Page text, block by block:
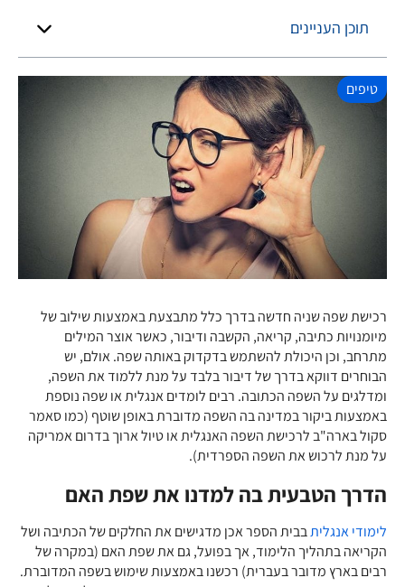
תוכן העניינים
טיפים
רכישת שפה שניה חדשה בדרך כלל מתבצעת באמצעות שילוב של
מיומנויות כתיבה, קריאה, הקשבה ודיבור, כאשר אוצר המילים
מתרחב, וכן היכולת להשתמש בדקדוק באותה שפה. אולם, יש
הבוחרים דווקא בדרך של דיבור בלבד על מנת ללמוד את השפה,
ומדלגים על השפה הכתובה. רבים לומדים אנגלית או שפה נוספת
באמצעות ביקור במדינה בה השפה מדוברת באופן שוטף (כמו סאמר
סקול בארה"ב לרכישת השפה האנגלית או טיול ארוך בדרום אמריקה
על מנת לרכוש את השפה הספרדית).
הדרך הטבעית בה למדנו את שפת האם
לימודי אנגליתבבית הספר אכן מדגישים את החלקים של הכתיבה ושל
הקריאה בתהליך הלימוד, אך בפועל, גם את שפת האם (במקרה של
רבים בארץ מדובר בעברית) רכשנו באמצעות שימוש בשפה המדוברת.